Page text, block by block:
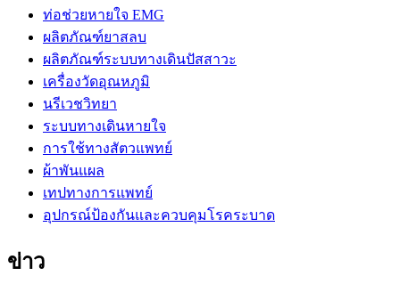
ท่อช่วยหายใจ EMG
ผลิตภัณฑ์ยาสลบ
ผลิตภัณฑ์ระบบทางเดินปัสสาวะ
เครื่องวัดอุณหภูมิ
นรีเวชวิทยา
ระบบทางเดินหายใจ
การใช้ทางสัตวแพทย์
ผ้าพันแผล
เทปทางการแพทย์
อุปกรณ์ป้องกันและควบคุมโรคระบาด
ข่าว